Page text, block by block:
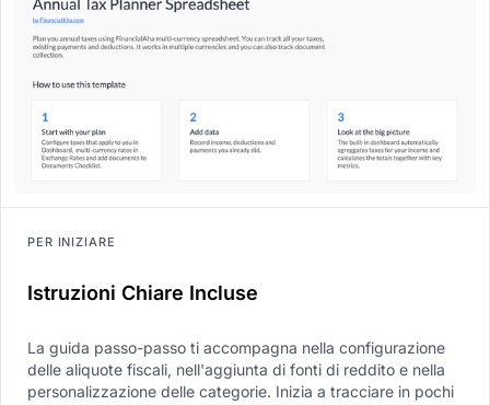
PER INIZIARE
Istruzioni Chiare Incluse
La guida passo-passo ti accompagna nella configurazione
delle aliquote fiscali, nell'aggiunta di fonti di reddito e nella
personalizzazione delle categorie. Inizia a tracciare in pochi